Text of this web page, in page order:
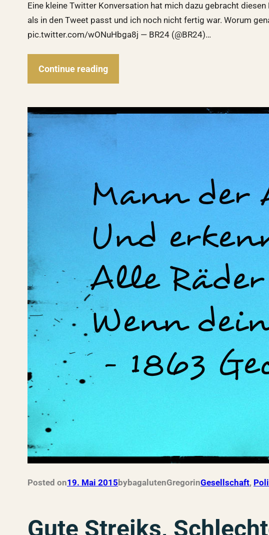
Eine kleine Twitter Konversation hat mich dazu gebracht
als in den Tweet passt und ich noch nicht fertig war. Worum
pic.twitter.com/wONuHbga8j — BR24 (@BR24)…
Continue reading
Posted on19. Mai 2015 bybagalutenGregorinGesellschaft,
Gute Streiks,